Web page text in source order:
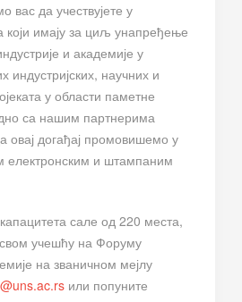
вас да учествујете у
имају за циљ унапређење
и академије у
индустријских, научних и
у области паметне
са нашим партнерима
овај догађај промовишемо у
електронским и штампаним
сале од 220 места,
учешћу на Форуму
на званичном мејлу
или попуните